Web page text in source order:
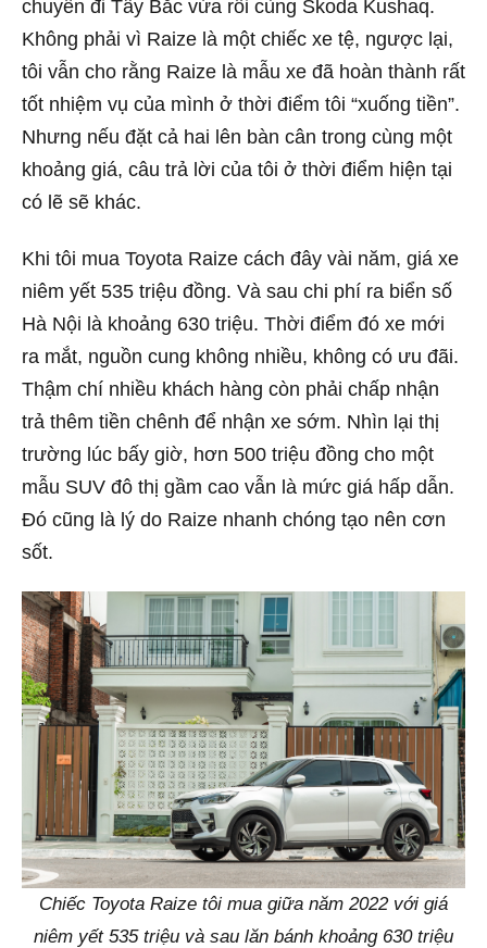
chuyến đi Tây Bắc vừa rồi cùng Skoda Kushaq.
Không phải vì Raize là một chiếc xe tệ, ngược lại,
tôi vẫn cho rằng Raize là mẫu xe đã hoàn thành rất
tốt nhiệm vụ của mình ở thời điểm tôi “xuống tiền”.
Nhưng nếu đặt cả hai lên bàn cân trong cùng một
khoảng giá, câu trả lời của tôi ở thời điểm hiện tại
có lẽ sẽ khác.
Khi tôi mua Toyota Raize cách đây vài năm, giá xe
niêm yết 535 triệu đồng. Và sau chi phí ra biển số
Hà Nội là khoảng 630 triệu. Thời điểm đó xe mới
ra mắt, nguồn cung không nhiều, không có ưu đãi.
Thậm chí nhiều khách hàng còn phải chấp nhận
trả thêm tiền chênh để nhận xe sớm. Nhìn lại thị
trường lúc bấy giờ, hơn 500 triệu đồng cho một
mẫu SUV đô thị gầm cao vẫn là mức giá hấp dẫn.
Đó cũng là lý do Raize nhanh chóng tạo nên cơn
sốt.
Chiếc Toyota Raize tôi mua giữa năm 2022 với giá
niêm yết 535 triệu và sau lăn bánh khoảng 630 triệu